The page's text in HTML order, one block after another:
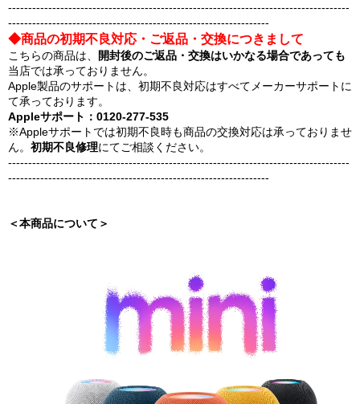
-------------------------------------------------------------------------------------
-----------------------------------------------------------------
◆商品の初期不良対応・ご返品・交換につきまして
こちらの商品は、
開封後のご返品・交換はいかなる場合であっても
当店では承っておりません。
Apple製品のサポートは、初期不良対応はすべてメーカーサポートに
て承っております。
Appleサポート：0120-277-535
※Appleサポートでは初期不良時も商品の交換対応は承っておりませ
ん。 初期不良修理にてご相談ください。
-------------------------------------------------------------------------------------
-----------------------------------------------------------------
＜本商品について＞